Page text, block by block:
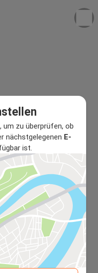
um zu überprüfen, ob
nächstgelegenen E-
ist.